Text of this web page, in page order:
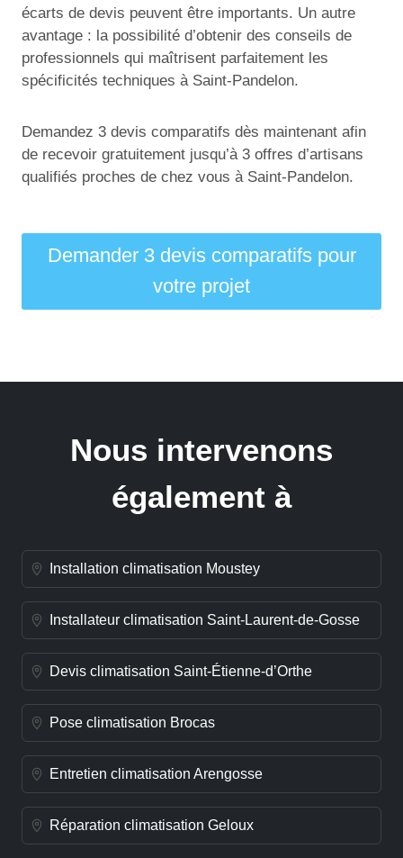
écarts de devis peuvent être importants. Un autre
avantage : la possibilité d’obtenir des conseils de
professionnels qui maîtrisent parfaitement les
spécificités techniques à Saint-Pandelon.
Demandez 3 devis comparatifs dès maintenant afin
de recevoir gratuitement jusqu’à 3 offres d’artisans
qualifiés proches de chez vous à Saint-Pandelon.
Demander 3 devis comparatifs pour
votre projet
Nous intervenons
également à
Installation climatisation Moustey
Installateur climatisation Saint-Laurent-de-Gosse
Devis climatisation Saint-Étienne-d’Orthe
Pose climatisation Brocas
Entretien climatisation Arengosse
Réparation climatisation Geloux